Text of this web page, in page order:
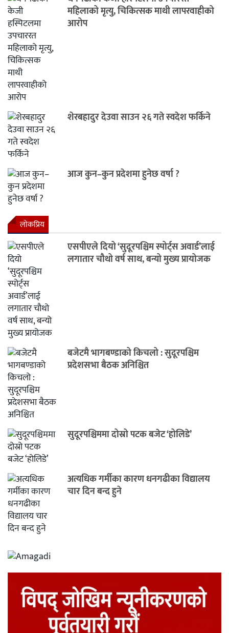
महिलाको मृत्यु, चिकित्सक माथी लापरवाहीको
आरोप
शेरबहादुर देउवा साउन २६ गते स्वदेश फर्किने
आज कुन–कुन प्रदेशमा हुनेछ वर्षा ?
लाेकप्रिय
एसपीएले दियो ‘सुदूरपश्चिम स्पोर्ट्स अवार्ड’लाई
लगातार चौथो वर्ष साथ, बन्यो मुख्य प्रायोजक
बजेटमै भागबण्डाको किचलो : सुदूरपश्चिम
प्रदेशसभा बैठक अनिश्चित
सुदूरपश्चिममा दोस्रो पटक बजेट ‘होलिडे’
अत्यधिक गर्मीका कारण धनगढीका विद्यालय
चार दिन बन्द हुने